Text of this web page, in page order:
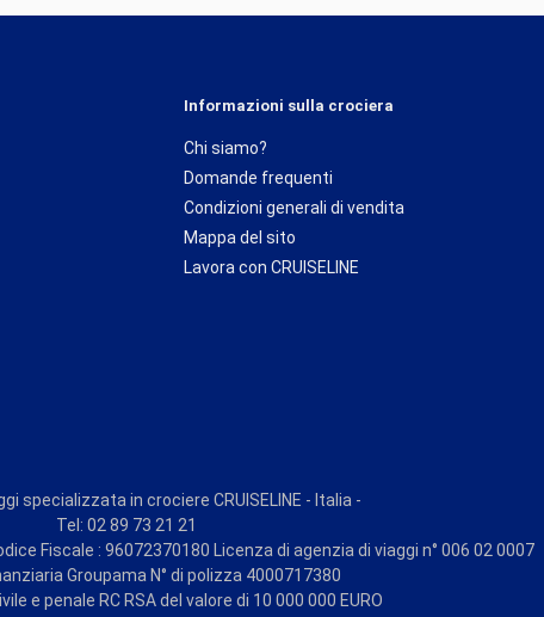
Informazioni sulla crociera
Chi siamo?
Domande frequenti
Condizioni generali di vendita
Mappa del sito
Lavora con CRUISELINE
specializzata in crociere CRUISELINE - Italia -
Tel: 02 89 73 21 21
Fiscale : 96072370180 Licenza di agenzia di viaggi n° 006 02 0007
Groupama N° di polizza 4000717380
e penale RC RSA del valore di 10 000 000 EURO